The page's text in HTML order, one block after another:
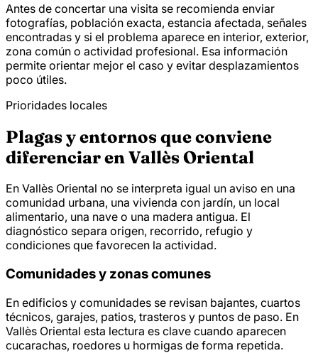
Antes de concertar una visita se recomienda enviar
fotografías, población exacta, estancia afectada, señales
encontradas y si el problema aparece en interior, exterior,
zona común o actividad profesional. Esa información
permite orientar mejor el caso y evitar desplazamientos
poco útiles.
Prioridades locales
Plagas y entornos que conviene
diferenciar en Vallès Oriental
En Vallès Oriental no se interpreta igual un aviso en una
comunidad urbana, una vivienda con jardín, un local
alimentario, una nave o una madera antigua. El
diagnóstico separa origen, recorrido, refugio y
condiciones que favorecen la actividad.
Comunidades y zonas comunes
En edificios y comunidades se revisan bajantes, cuartos
técnicos, garajes, patios, trasteros y puntos de paso. En
Vallès Oriental esta lectura es clave cuando aparecen
cucarachas, roedores u hormigas de forma repetida.